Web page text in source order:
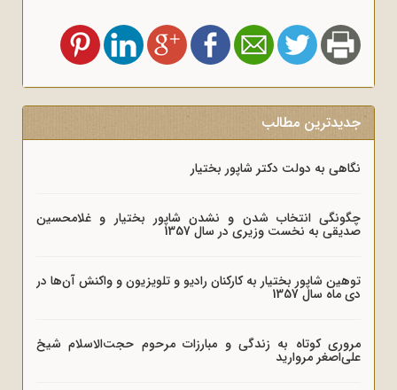
جدیدترین مطالب
نگاهی به دولت دکتر شاپور بختیار
چگونگی انتخاب شدن و نشدن شاپور بختیار و غلامحسین
صدیقی به نخست وزیری در سال 1357
توهین شاپور بختیار به کارکنان رادیو و تلویزیون و واکنش آن‌ها در
دی ماه سال 1357
مروری کوتاه به زندگی و مبارزات مرحوم حجت‌الاسلام شیخ
علی‌اصغر مروارید